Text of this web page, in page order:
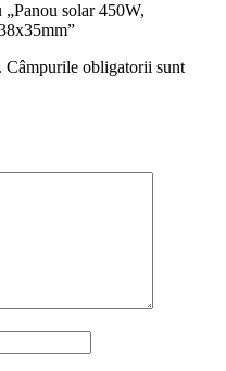
solar 450W,
Câmpurile obligatorii sunt